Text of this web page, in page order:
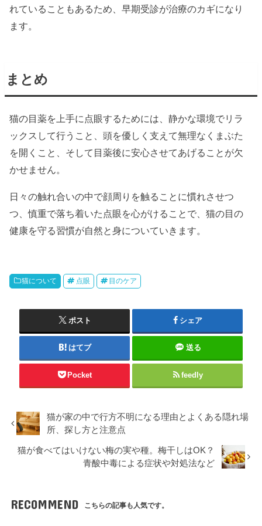
れていることもあるため、早期受診が治療のカギになり
ます。
まとめ
猫の目薬を上手に点眼するためには、静かな環境でリラ
ックスして行うこと、頭を優しく支えて無理なくまぶた
を開くこと、そして目薬後に安心させてあげることが欠
かせません。
日々の触れ合いの中で顔周りを触ることに慣れさせつ
つ、慎重で落ち着いた点眼を心がけることで、猫の目の
健康を守る習慣が自然と身についていきます。
猫について 点眼 目のケア
ポスト シェア
はてブ 送る
Pocket feedly
猫が家の中で行方不明になる理由とよくある隠れ場
所、探し方と注意点
猫が食べてはいけない梅の実や種。梅干しはOK？
青酸中毒による症状や対処法など
RECOMMEND こちらの記事も人気です。